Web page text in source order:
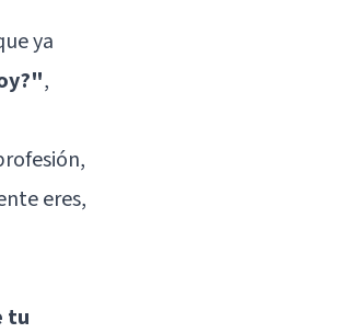
ya
,
eres,
tu